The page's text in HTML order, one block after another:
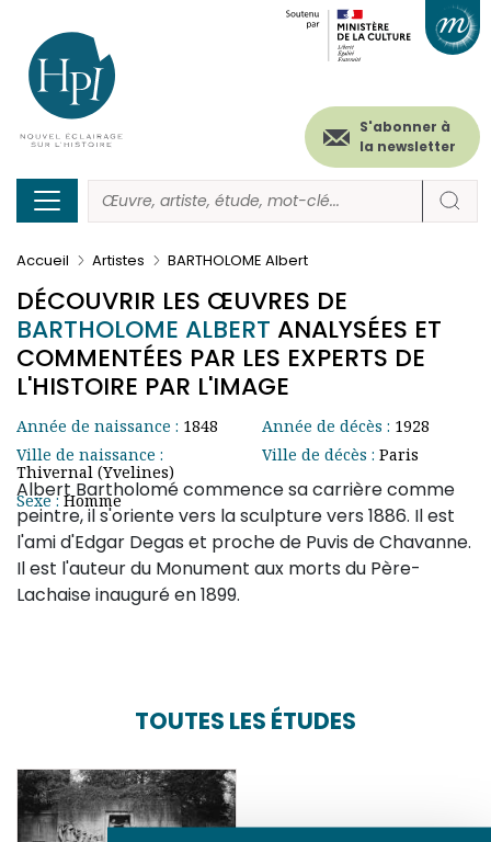
contenu
principal
Menu
secondaire
(header)
S'abonner à
la newsletter
Accueil Artistes BARTHOLOME Albert
DÉCOUVRIR LES ŒUVRES DE
BARTHOLOME ALBERT ANALYSÉES ET
COMMENTÉES PAR LES EXPERTS DE
L'HISTOIRE PAR L'IMAGE
Année de naissance : 1848
Ville de naissance :
Thivernal (Yvelines)
Sexe :Homme
Année de décès : 1928
Ville de décès : Paris
Albert Bartholomé commence sa carrière comme
peintre, il s'oriente vers la sculpture vers 1886. Il est
l'ami d'Edgar Degas et proche de Puvis de Chavanne.
Il est l'auteur du Monument aux morts du Père-
Lachaise inauguré en 1899.
TOUTES LES ÉTUDES